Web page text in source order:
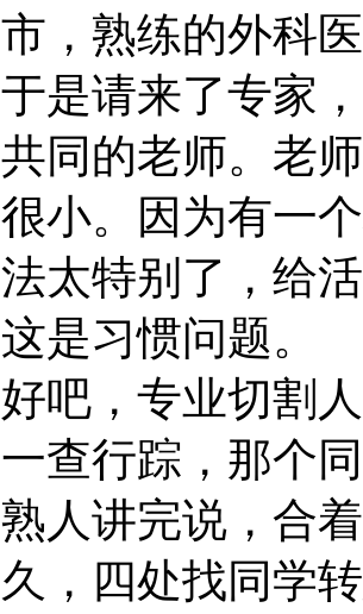
市，熟练的外科
于是请来了专家
共同的老师。老
很小。因为有一
法太特别了，给
这是习惯问题。
好吧，专业切割
一查行踪，那个
熟人讲完说，合
久，四处找同学